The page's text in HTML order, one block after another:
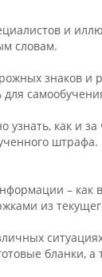
и
словам.
знаков
как и за
штрафа.
– как
из
бланки, а